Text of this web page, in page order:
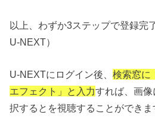
以上、わずか3ステップで登録
U-NEXT）
U-NEXTにログイン後、検索窓に
エフェクト」と入力すれば、画
択するとを視聴することができま